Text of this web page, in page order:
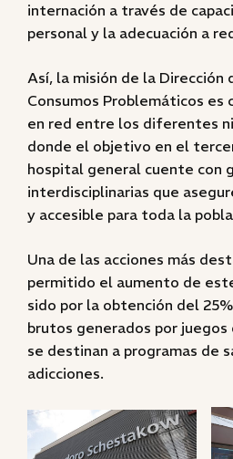
internación a través de
personal y la adecuación a
Así, la misión de la Dirección
Consumos Problemáticos es
en red entre los diferentes
donde el objetivo en el
hospital general cuente con
interdisciplinarias que
y accesible para toda la
Una de las acciones más
permitido el aumento de
sido por la obtención del
brutos generados por juegos
se destinan a programas de
adicciones.